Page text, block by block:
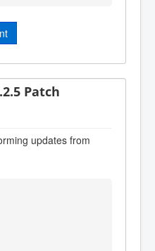
Patch
updates from